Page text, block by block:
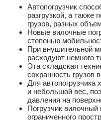
Автопогрузчик
разгрузкой, а
грузов, разных
Новые вилочные
степенью
При внушительной
расходуют немного
Эта складская
сохранность грузов
Для автопогрузчика
и небольшой вес,
давления на
Погрузчик
ограниченного